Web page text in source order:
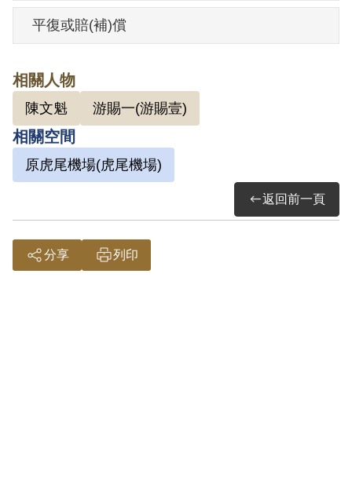
其於1999年4月向補償基金會提出申請，
2000年12月經第1屆第9次臨時董事會審核
參加叛亂組織，惟並未就其等參加該等組
織之性質與目的詳予認定，故認本案非有
實據。
2018年10月經促轉會公告撤銷判決處分。
平復或賠(補)償
相關人物
陳文魁 游賜一(游賜壹)
相關空間
原虎尾機場(虎尾機場)
返回前一頁
分享 列印